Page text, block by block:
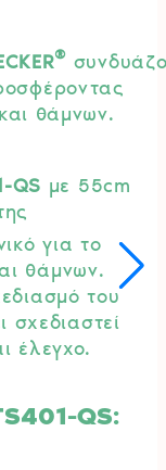
®
θάμνων.
QS με 55cm
για το
θάμνων.
του
σχεδιαστεί
έλεγχο.
QS: